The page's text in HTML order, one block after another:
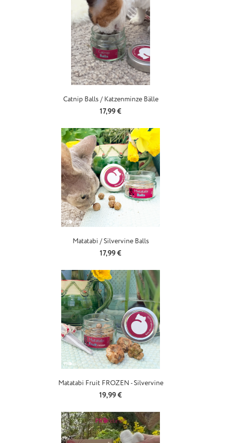
Catnip Balls / Katzenminze Bälle
Regulärer Preis:
17,99 €
Matatabi / Silvervine Balls
Regulärer Preis:
17,99 €
Matatabi Fruit FROZEN - Silvervine
Regulärer Preis:
19,99 €